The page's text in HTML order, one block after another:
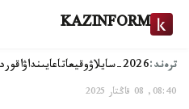
KAZINFORM
ترەند:2026-سايلاۋ وقيعاتاعايىنداۋ
08:40, 08 قاڭتار 2025